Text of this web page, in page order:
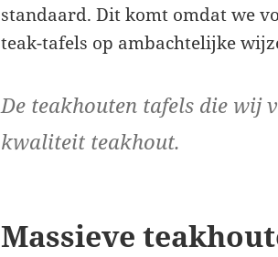
standaard. Dit komt omdat we
teak-tafels op ambachtelijke
De teakhouten tafels die wij
kwaliteit teakhout.
Massieve